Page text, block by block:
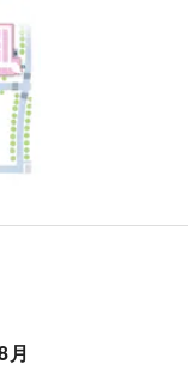
月